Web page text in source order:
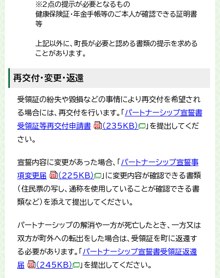
※2点の提示が必要となるもの
健康保険証・年金手帳等のご本人が確認できる証明書
等
上記以外に、町長が必要と認める書類の提示を求める
ことがあります。
再交付・変更・返還
受領証の紛失や毀損などの事情により再交付を希望され
る場合には、再交付を行います。「 パートナーシップ宣誓書
受領証等再交付申請書
（235KB）
」を提出してくだ
さい。
宣誓内容に変更があった場合、「 パートナーシップ宣誓事
項変更届
（225KB）
」に変更内容が確認できる書類
（住民票の写し、通称を使用していることが確認できる書
類など）を添えて提出してください。
パートナーシップの解消や一方が死亡したとき、一方又は
双方が町外への転出をした場合は、受領証を町に返還す
る必要があります。「 パートナーシップ宣誓書受領証返還
届
（245KB） 」を提出してください。